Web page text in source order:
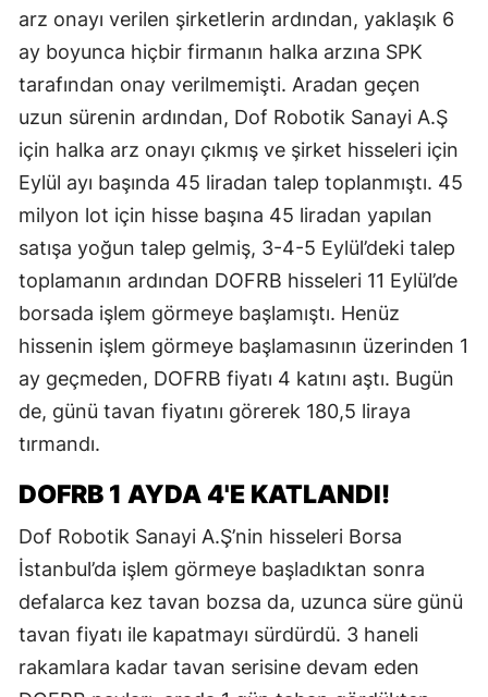
arz onayı verilen şirketlerin ardından, yaklaşık 6
ay boyunca hiçbir firmanın halka arzına SPK
tarafından onay verilmemişti. Aradan geçen
uzun sürenin ardından, Dof Robotik Sanayi A.Ş
için halka arz onayı çıkmış ve şirket hisseleri için
Eylül ayı başında 45 liradan talep toplanmıştı. 45
milyon lot için hisse başına 45 liradan yapılan
satışa yoğun talep gelmiş, 3-4-5 Eylül’deki talep
toplamanın ardından DOFRB hisseleri 11 Eylül’de
borsada işlem görmeye başlamıştı. Henüz
hissenin işlem görmeye başlamasının üzerinden 1
ay geçmeden, DOFRB fiyatı 4 katını aştı. Bugün
de, günü tavan fiyatını görerek 180,5 liraya
tırmandı.
DOFRB 1 AYDA 4'E KATLANDI!
Dof Robotik Sanayi A.Ş’nin hisseleri Borsa
İstanbul’da işlem görmeye başladıktan sonra
defalarca kez tavan bozsa da, uzunca süre günü
tavan fiyatı ile kapatmayı sürdürdü. 3 haneli
rakamlara kadar tavan serisine devam eden